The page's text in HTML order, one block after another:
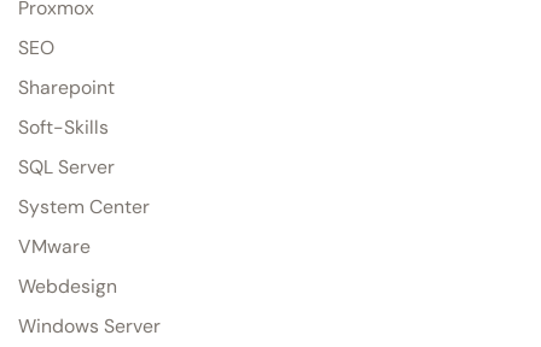
Proxmox
SEO
Sharepoint
Soft-Skills
SQL Server
System Center
VMware
Webdesign
Windows Server